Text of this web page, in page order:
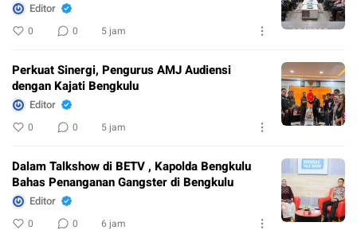
Editor
0 0 5 jam
Perkuat Sinergi, Pengurus AMJ Audiensi
dengan Kajati Bengkulu
Editor
0 0 5 jam
Dalam Talkshow di BETV , Kapolda Bengkulu
Bahas Penanganan Gangster di Bengkulu
Editor
0 0 6 jam